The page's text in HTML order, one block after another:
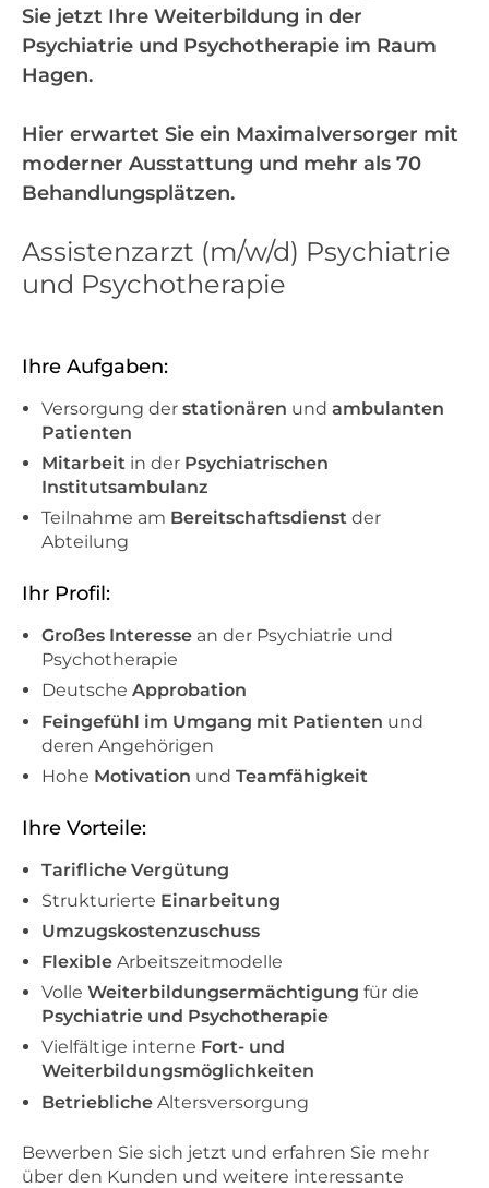
Sie jetzt Ihre Weiterbildung in der
Psychiatrie und Psychotherapie im Raum
Hagen.
Hier erwartet Sie ein Maximalversorger mit
moderner Ausstattung und mehr als 70
Behandlungsplätzen.
Assistenzarzt (m/w/d) Psychiatrie
und Psychotherapie
Ihre Aufgaben:
Versorgung der stationären und ambulanten
Patienten
Mitarbeit in der Psychiatrischen
Institutsambulanz
Teilnahme am Bereitschaftsdienst der
Abteilung
Ihr Profil:
Großes Interesse an der Psychiatrie und
Psychotherapie
Deutsche Approbation
Feingefühl im Umgang mit Patienten und
deren Angehörigen
Hohe Motivation und Teamfähigkeit
Ihre Vorteile:
Tarifliche Vergütung
Strukturierte Einarbeitung
Umzugskostenzuschuss
Flexible Arbeitszeitmodelle
Volle Weiterbildungsermächtigung für die
Psychiatrie und Psychotherapie
Vielfältige interne Fort- und
Weiterbildungsmöglichkeiten
Betriebliche Altersversorgung
Bewerben Sie sich jetzt und erfahren Sie mehr
über den Kunden und weitere interessante